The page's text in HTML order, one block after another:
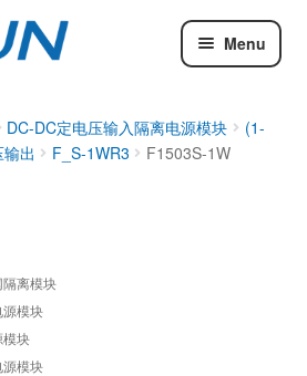
Menu
DC-DC定电压输入隔离电源模块
(1-
出
F_S-1WR3 F1503S-1W
离模块
模块
块
模块